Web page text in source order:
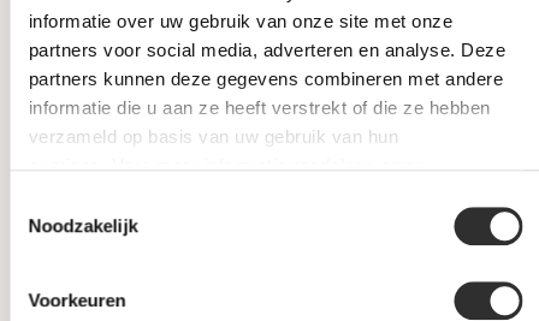
informatie over uw gebruik van onze site met onze
partners voor social media, adverteren en analyse. Deze
partners kunnen deze gegevens combineren met andere
informatie die u aan ze heeft verstrekt of die ze hebben
verzameld op basis van uw gebruik van hun
Noodzakelijk
Voorkeuren
Material:
Alloy:
Stone Type:
Stone Carat:
ct.
Stone Form:
Wide: